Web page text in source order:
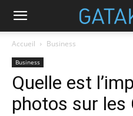
Accueil Business
Business
Quelle est
photos sur les